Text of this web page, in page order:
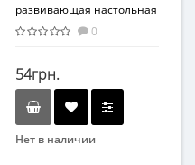
развивающая настольная
игра "Темная овечка" рус.
0
54грн.
Нет в наличии